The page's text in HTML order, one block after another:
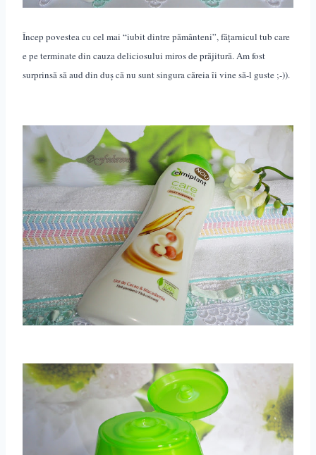
Încep povestea cu cel mai “iubit dintre pământeni”, fățarnicul tub care
e pe terminate din cauza deliciosului miros de prăjitură. Am fost
surprinsă să aud din duș că nu sunt singura căreia îi vine să-l guste ;-)).